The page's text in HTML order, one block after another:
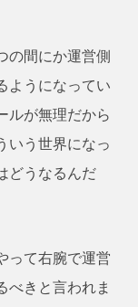
の間にか運営側
ようになってい
ルが無理だから
いう世界になっ
どうなるんだ
って右腕で運営
べきと言われま